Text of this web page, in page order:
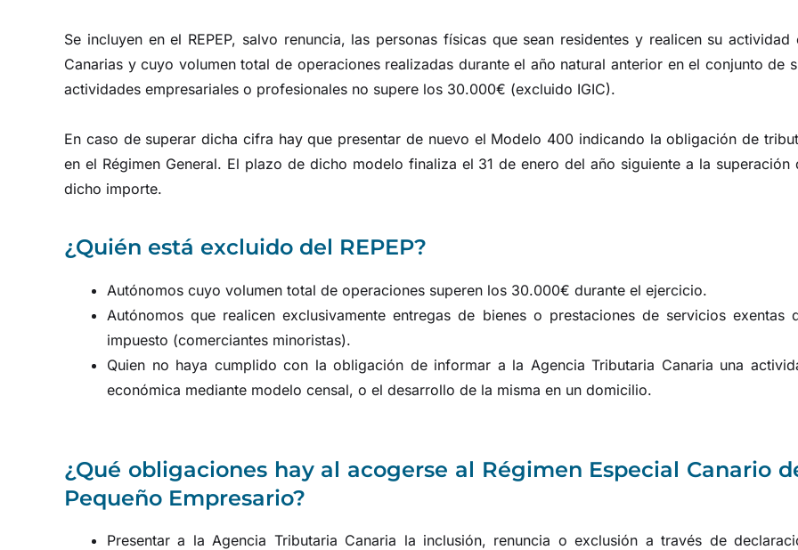
Se incluyen en el REPEP, salvo renuncia, las personas físicas que sean residentes y realicen su actividad
Canarias y cuyo volumen total de operaciones realizadas durante el año natural anterior en el conjunto de
actividades empresariales o profesionales no supere los 30.000€ (excluido IGIC).
En caso de superar dicha cifra hay que presentar de nuevo el Modelo 400 indicando la obligación de
en el Régimen General. El plazo de dicho modelo finaliza el 31 de enero del año siguiente a la superación
dicho importe.
¿Quién está excluido del REPEP?
Autónomos cuyo volumen total de operaciones superen los 30.000€ durante el ejercicio.
Autónomos que realicen exclusivamente entregas de bienes o prestaciones de servicios exentas
impuesto (comerciantes minoristas).
Quien no haya cumplido con la obligación de informar a la Agencia Tributaria Canaria una
económica mediante modelo censal, o el desarrollo de la misma en un domicilio.
¿Qué obligaciones hay al acogerse al Régimen Especial Canario
Pequeño Empresario?
Presentar a la Agencia Tributaria Canaria la inclusión, renuncia o exclusión a través de